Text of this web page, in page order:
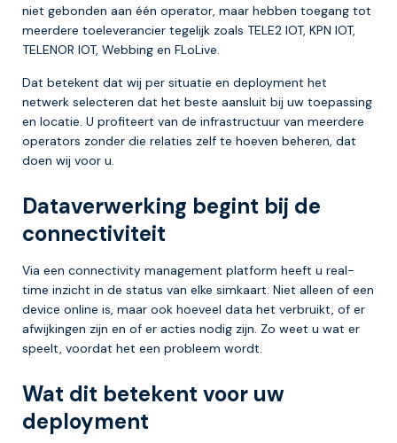
niet gebonden aan één operator, maar hebben toegang tot
meerdere toeleverancier tegelijk zoals TELE2 IOT, KPN IOT,
TELENOR IOT, Webbing en FLoLive.
Dat betekent dat wij per situatie en deployment het
netwerk selecteren dat het beste aansluit bij uw toepassing
en locatie. U profiteert van de infrastructuur van meerdere
operators zonder die relaties zelf te hoeven beheren, dat
doen wij voor u.
Dataverwerking begint bij de
connectiviteit
Via een connectivity management platform heeft u real-
time inzicht in de status van elke simkaart. Niet alleen of een
device online is, maar ook hoeveel data het verbruikt, of er
afwijkingen zijn en of er acties nodig zijn. Zo weet u wat er
speelt, voordat het een probleem wordt.
Wat dit betekent voor uw
deployment